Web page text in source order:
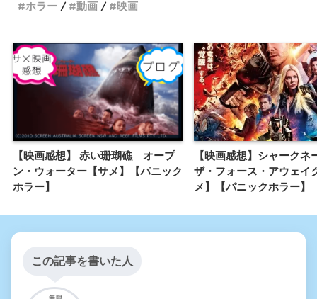
ホラー
動画 映画
【映画感想】 赤い珊瑚礁 オープ
ン・ウォーター【サメ】【パニック
ホラー】
【映画感想】シャーク
ザ・フォース・アウェイ
メ】【パニックホラー】
この記事を書いた人